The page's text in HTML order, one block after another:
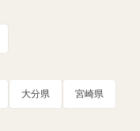
大分県 宮崎県